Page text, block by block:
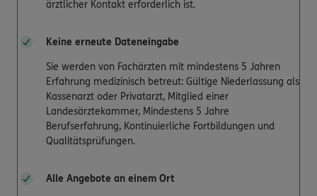
ärztlicher Kontakt erforderlich ist.
Keine erneute Dateneingabe
Sie werden von Fachärzten mit mindestens 5 Jahren
Erfahrung medizinisch betreut: Gültige Niederlassung als
Kassenarzt oder Privatarzt, Mitglied einer
Landesärztekammer, Mindestens 5 Jahre
Berufserfahrung, Kontinuierliche Fortbildungen und
Qualitätsprüfungen.
Alle Angebote an einem Ort